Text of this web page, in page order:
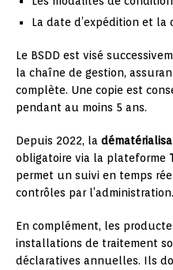
La date d’expédition et
Le BSDD est visé
la chaîne de gestion,
complète. Une copie est
pendant au moins 5 ans.
Depuis 2022, la
obligatoire via la plateforme
permet un suivi en temps
contrôles par l’administration.
En complément, les
installations de traitement
déclaratives annuelles. Ils